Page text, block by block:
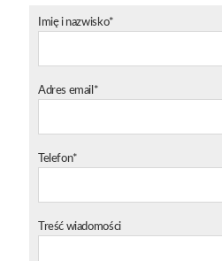
Imię i nazwisko*
Adres email*
Telefon*
Treść wiadomości